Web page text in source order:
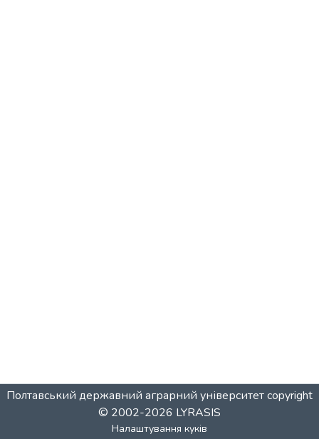
Полтавський державний аграрний університетcopyright
© 2002-2026 LYRASIS
Налаштування куків